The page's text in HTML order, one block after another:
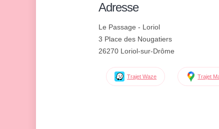
Adresse
Le Passage - Loriol
3 Place des Nougatiers
26270 Loriol-sur-Drôme
Trajet Waze Trajet